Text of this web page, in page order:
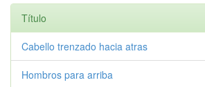
Título
Cabello trenzado hacia atras
Hombros para arriba